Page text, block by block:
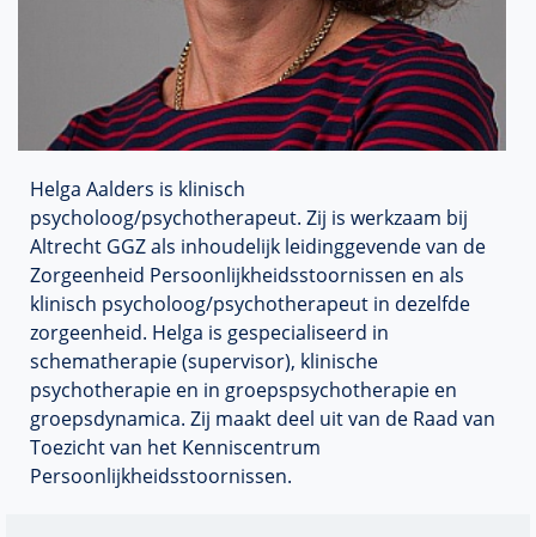
Helga Aalders is klinisch
psycholoog/psychotherapeut. Zij is werkzaam bij
Altrecht GGZ als inhoudelijk leidinggevende van de
Zorgeenheid Persoonlijkheidsstoornissen en als
klinisch psycholoog/psychotherapeut in dezelfde
zorgeenheid. Helga is gespecialiseerd in
schematherapie(supervisor), klinische
psychotherapie en in groepspsychotherapie en
groepsdynamica. Zij maakt deel uit van de Raad van
Toezicht van het Kenniscentrum
Persoonlijkheidsstoornissen.